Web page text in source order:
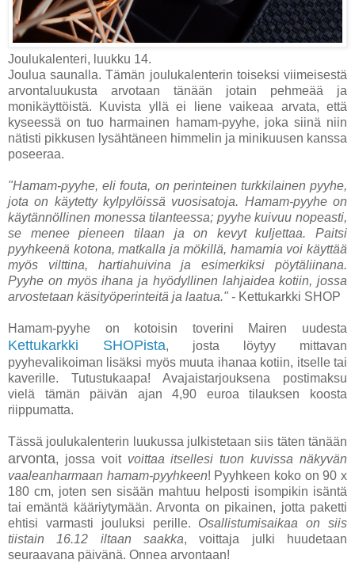
Joulukalenteri, luukku 14.
Joulua saunalla. Tämän joulukalenterin toiseksi viimeisestä
arvontaluukusta arvotaan tänään jotain pehmeää ja
monikäyttöistä. Kuvista yllä ei liene vaikeaa arvata, että
kyseessä on tuo harmainen hamam-pyyhe, joka siinä niin
nätisti pikkusen lysähtäneen himmelin ja minikuusen kanssa
poseeraa.
"Hamam-pyyhe, eli fouta, on perinteinen turkkilainen pyyhe,
jota on käytetty kylpylöissä vuosisatoja. Hamam-pyyhe on
käytännöllinen monessa tilanteessa; pyyhe kuivuu nopeasti,
se menee pieneen tilaan ja on kevyt kuljettaa. Paitsi
pyyhkeenä kotona, matkalla ja mökillä, hamamia voi käyttää
myös vilttina, hartiahuivina ja esimerkiksi pöytäliinana.
Pyyhe on myös ihana ja hyödyllinen lahjaidea kotiin, jossa
arvostetaan käsityöperinteitä ja laatua." - Kettukarkki SHOP
Hamam-pyyhe on kotoisin toverini Mairen uudesta
Kettukarkki SHOPista, josta löytyy mittavan
pyyhevalikoiman lisäksi myös muuta ihanaa kotiin, itselle tai
kaverille. Tutustukaapa!Avajaistarjouksena postimaksu
vielä tämän päivän ajan 4,90 euroa tilauksen koosta
riippumatta.
Tässä joulukalenterin luukussa julkistetaan siis täten tänään
arvonta, jossa voit voittaa itsellesi tuon kuvissa näkyvän
vaaleanharmaan hamam-pyyhkeen! Pyyhkeen koko on 90 x
180 cm, joten sen sisään mahtuu helposti isompikin isäntä
tai emäntä kääriytymään. Arvonta on pikainen, jotta paketti
ehtisi varmasti jouluksi perille. Osallistumisaikaa on siis
tiistain 16.12 iltaan saakka, voittaja julki huudetaan
seuraavana päivänä. Onnea arvontaan!